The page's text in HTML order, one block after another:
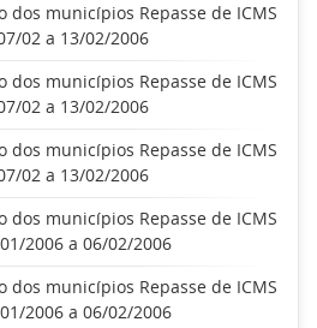
dos municípios Repasse de ICMS
02 a 13/02/2006
dos municípios Repasse de ICMS
02 a 13/02/2006
dos municípios Repasse de ICMS
02 a 13/02/2006
dos municípios Repasse de ICMS
2006 a 06/02/2006
dos municípios Repasse de ICMS
2006 a 06/02/2006